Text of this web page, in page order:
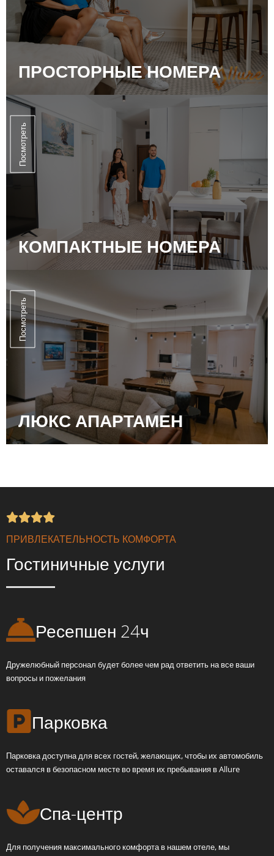
ПРОСТОРНЫЕ НОМЕРА
КОМПАКТНЫЕ НОМЕРА
Посмотреть
ЛЮКС АПАРТАМЕН
Посмотреть
ПРИВЛЕКАТЕЛЬНОСТЬ КОМФОРТА
Гостиничные услуги
Ресепшен 24ч
Дружелюбный персонал будет более чем рад ответить на все ваши
вопросы и пожелания
Парковка
Парковка доступна для всех гостей, желающих, чтобы их автомобиль
оставался в безопасном месте во время их пребывания в Allure
Спа-центр
Для получения максимального комфорта в нашем отеле, мы